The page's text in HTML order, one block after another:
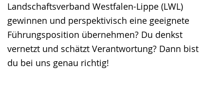
Landschaftsverband Westfalen-Lippe (LWL)
gewinnen und perspektivisch eine geeignete
Führungsposition übernehmen? Du denkst
vernetzt und schätzt Verantwortung? Dann bist
du bei uns genau richtig!